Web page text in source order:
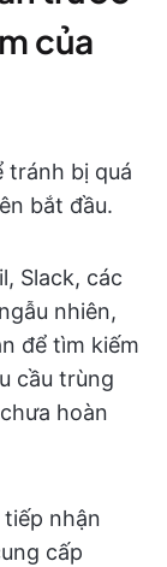
của
tránh bị quá
bắt đầu.
Slack, các
nhiên,
để tìm kiếm
cầu trùng
hoàn
nhận
cấp